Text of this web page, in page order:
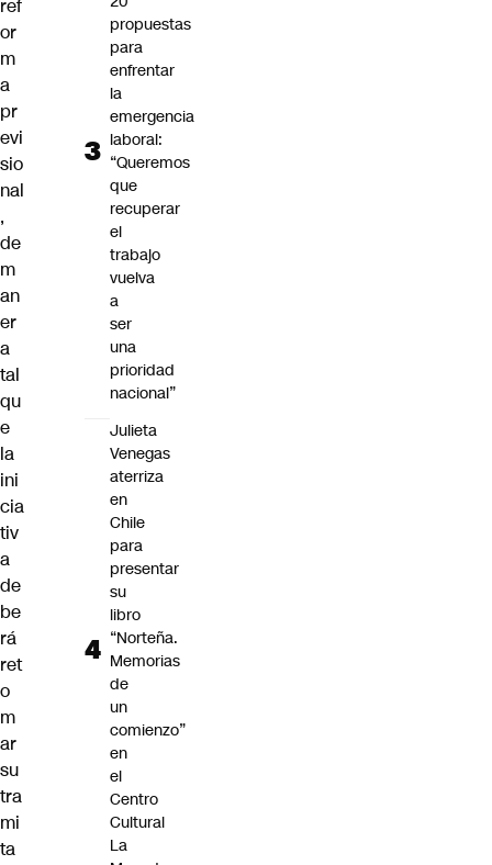
ref
or
m
a
pr
evi
sio
nal
,
de
m
an
er
a
tal
qu
e
la
ini
cia
tiv
a
de
be
rá
ret
o
m
ar
su
tra
mi
ta
propuestas
para
enfrentar
la
emergencia
laboral:
“Queremos
que
recuperar
el
trabajo
vuelva
a
ser
una
prioridad
nacional”
Julieta
Venegas
aterriza
en
Chile
para
presentar
su
libro
“Norteña.
Memorias
de
un
comienzo”
en
el
Centro
Cultural
La